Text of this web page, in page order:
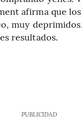
afirma que
muy
resultados.
PUBLICIDAD